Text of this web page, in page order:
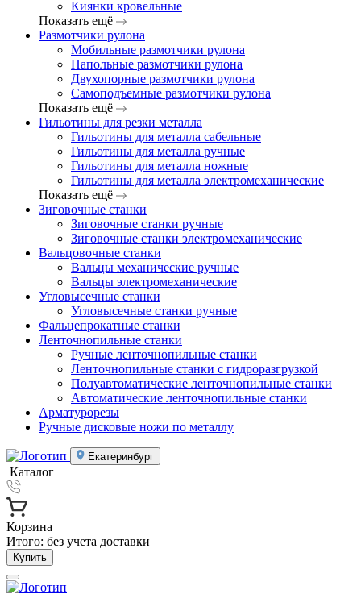
Киянки кровельные
Показать ещё
Размотчики рулона
Мобильные размотчики рулона
Напольные размотчики рулона
Двухопорные размотчики рулона
Самоподъемные размотчики рулона
Показать ещё
Гильотины для резки металла
Гильотины для металла сабельные
Гильотины для металла ручные
Гильотины для металла ножные
Гильотины для металла электромеханические
Показать ещё
Зиговочные станки
Зиговочные станки ручные
Зиговочные станки электромеханические
Вальцовочные станки
Вальцы механические ручные
Вальцы электромеханические
Угловысечные станки
Угловысечные станки ручные
Фальцепрокатные станки
Ленточнопильные станки
Ручные ленточнопильные станки
Ленточнопильные станки с гидроразгрузкой
Полуавтоматические ленточнопильные станки
Автоматические ленточнопильные станки
Арматурорезы
Ручные дисковые ножи по металлу
Екатеринбург
Каталог
Корзина
Итого: без учета доставки
Купить